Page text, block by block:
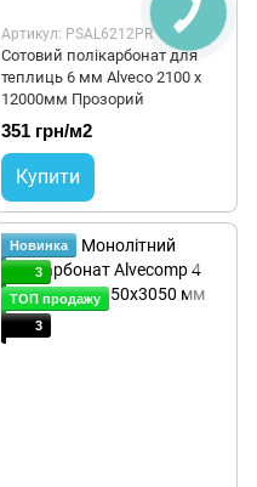
Артикул: PSAL6212PR
Сотовий полікарбонат для
теплиць 6 мм Alveco 2100 x
12000мм Прозорий
351 грн/м2
Купити
Новинка
3
ТОП продажу
3